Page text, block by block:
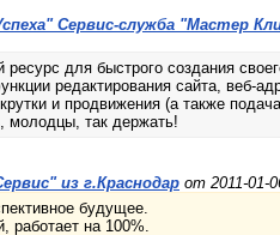
Сервис-служба "Мастер
ресурс для быстрого создания
редактирования сайта, веб-
и продвижения (а также
молодцы, так держать!
из г.Краснодар от 2011-01-
будущее.
работает на 100%.